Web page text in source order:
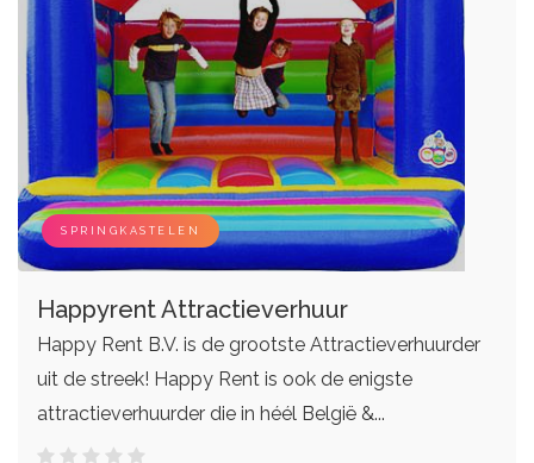
Zangers
Live bands
Eventplanners
Weddingplanners
Ceremoniemeesters
SPRINGKASTELEN
Happyrent Attractieverhuur
Happy Rent B.V. is de grootste Attractieverhuurder
uit de streek! Happy Rent is ook de enigste
attractieverhuurder die in héél België &...